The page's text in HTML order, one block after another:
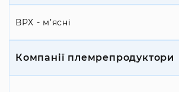
ВРХ - м’ясні
Компанії племрепродуктори